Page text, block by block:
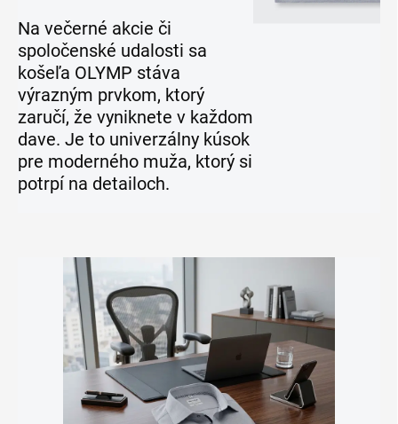
Na večerné akcie či
spoločenské udalosti sa
košeľa OLYMP stáva
výrazným prvkom, ktorý
zaručí, že vyniknete v každom
dave. Je to univerzálny kúsok
pre moderného muža, ktorý si
potrpí na detailoch.